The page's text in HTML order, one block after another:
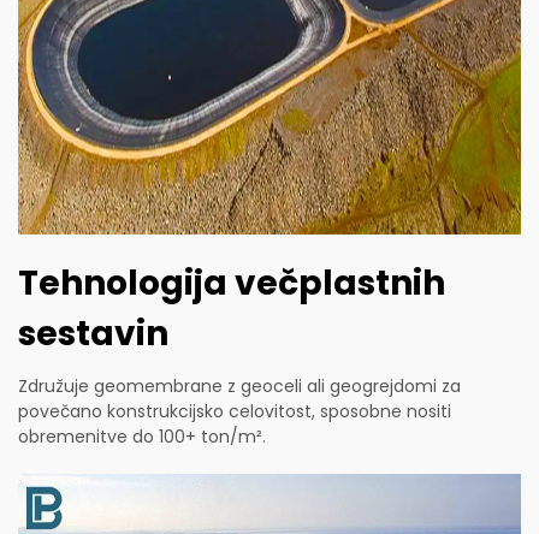
Tehnologija večplastnih
sestavin
Združuje geomembrane z geoceli ali geogrejdomi za
povečano konstrukcijsko celovitost, sposobne nositi
obremenitve do 100+ ton/m².